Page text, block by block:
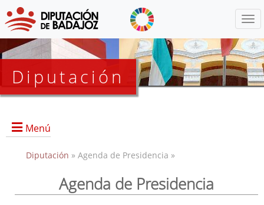
Diputación
Menú
Presidencia
Diputación » Agenda de Presidencia »
Agenda de Presidencia